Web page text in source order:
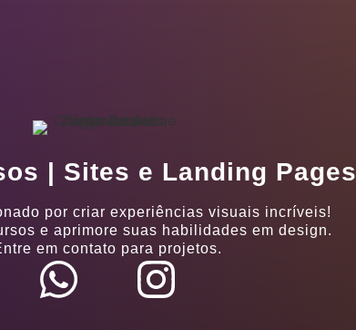
| Sites e Landing Pages
por criar experiências visuais incríveis!
e aprimore suas habilidades em design.
em contato para projetos.